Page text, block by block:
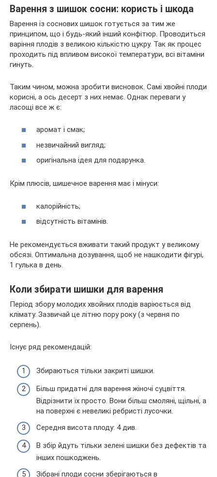
Варення з шишок сосни: користь і шкода
Варення із соснових шишок готується за тим же
принципом, що і будь-який інший конфітюр. Проводиться
варіння плодів з великою кількістю цукру. Так як процес
проходить під впливом високої температури, всі вітаміни
гинуть.
Таким чином, можна зробити висновок. Самі хвойні плоди
корисні, а ось десерт з них немає. Однак переваги у
ласощі все ж є:
аромат і смак;
незвичайний вигляд;
оригінальна ідея для подарунка.
Крім плюсів, шишечное варення має і мінуси:
калорійність;
відсутність вітамінів.
Не рекомендується вживати такий продукт у великому
обсязі. Оптимальна дозування, щоб не нашкодити фігурі,
1 гулька в день.
Коли збирати шишки для варення
Період збору молодих хвойних плодів варіюється від
клімату. Зазвичай це літню пору року (з червня по
серпень).
Існує ряд рекомендацій:
Збираються тільки закриті шишки.
Більш придатні для варення жіночі суцвіття.
Відрізнити їх просто. Вони більш смоляні, щільні, а
на поверхні є невеликі ребристі лусочки.
Середня висота плоду: 4 див.
В збір йдуть тільки зелені шишки без дефектів та
інших пошкоджень.
Зібрані плоди сосни зберігаються в